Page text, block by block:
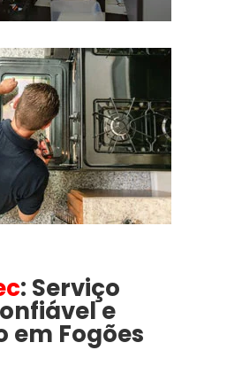
: Serviço
e
em Fogões